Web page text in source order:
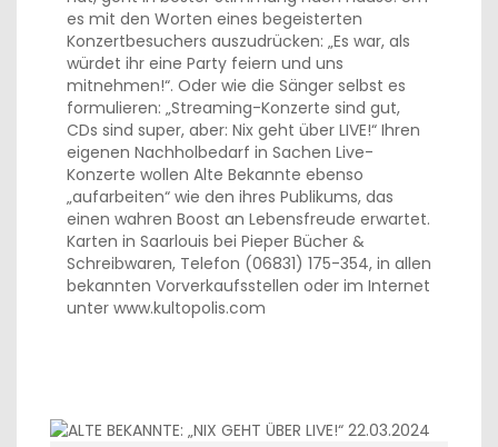
es mit den Worten eines begeisterten
Konzertbesuchers auszudrücken: „Es war, als
würdet ihr eine Party feiern und uns
mitnehmen!“. Oder wie die Sänger selbst es
formulieren: „Streaming-Konzerte sind gut,
CDs sind super, aber: Nix geht über LIVE!“ Ihren
eigenen Nachholbedarf in Sachen Live-
Konzerte wollen Alte Bekannte ebenso
„aufarbeiten“ wie den ihres Publikums, das
einen wahren Boost an Lebensfreude erwartet.
Karten in Saarlouis bei Pieper Bücher &
Schreibwaren, Telefon (06831) 175-354, in allen
bekannten Vorverkaufsstellen oder im Internet
unter www.kultopolis.com